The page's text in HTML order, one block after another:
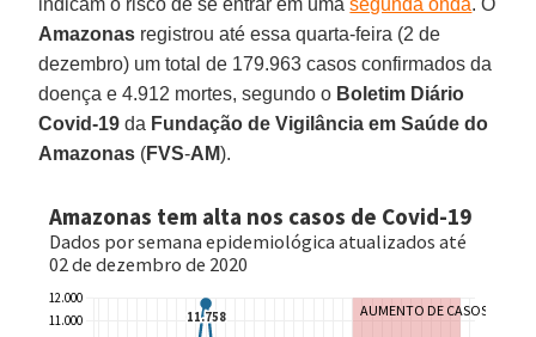
Amazonas registrou até essa quarta-feira (2 de
dezembro) um total de 179.963 casos confirmados da
doença e 4.912 mortes, segundo o Boletim Diário
Covid-19 da Fundação de Vigilância em Saúde do
Amazonas (FVS-AM).